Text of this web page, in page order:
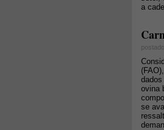
a
ovina
se